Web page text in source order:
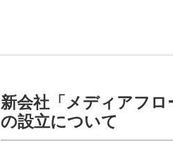
新会社「メディアフ
の設立について